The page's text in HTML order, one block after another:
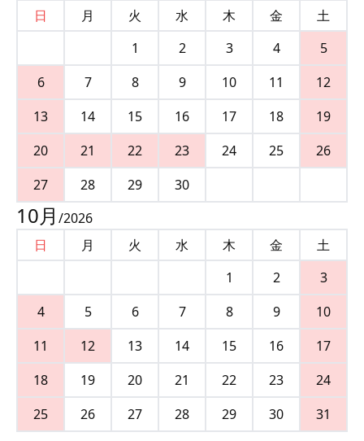
日
月 火 水 木 金
土
1
2 3 4
5
6
7 8 9 10 11
12
13
14 15 16 17 18
19
20
21 22 23 24 25
26
27
28 29 30
10月 /2026
日
月 火 水 木 金
土
1
2
3
4
5 6 7 8 9
10
11
12 13 14 15 16
17
18
19 20 21 22 23
24
25
26 27 28 29 30 31